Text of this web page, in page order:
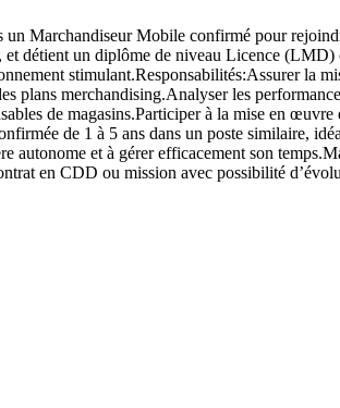
Marchandiseur Mobile confirmé pour
détient un diplôme de niveau Licence
stimulant.Responsabilités:Assurer la
plans merchandising.Analyser les
de magasins.Participer à la mise en
de 1 à 5 ans dans un poste similaire,
autonome et à gérer efficacement son
en CDD ou mission avec possibilité